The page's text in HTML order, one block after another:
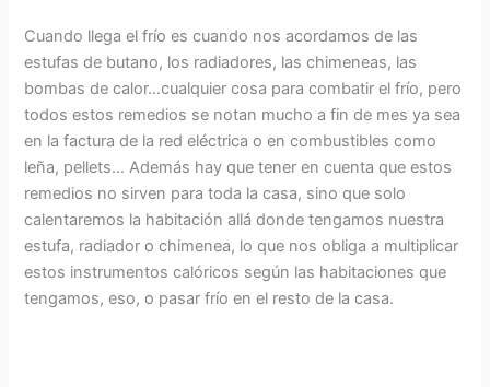
Cuando llega el frío es cuando nos acordamos de las
estufas de butano, los radiadores, las chimeneas, las
bombas de calor…cualquier cosa para combatir el frío, pero
todos estos remedios se notan mucho a fin de mes ya sea
en la factura de la red eléctrica o en combustibles como
leña, pellets… Además hay que tener en cuenta que estos
remedios no sirven para toda la casa, sino que solo
calentaremos la habitación allá donde tengamos nuestra
estufa, radiador o chimenea, lo que nos obliga a multiplicar
estos instrumentos calóricos según las habitaciones que
tengamos, eso, o pasar frío en el resto de la casa.